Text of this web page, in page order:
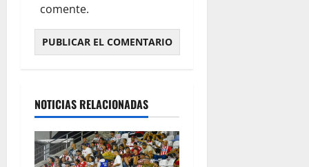
comente.
NOTICIAS RELACIONADAS